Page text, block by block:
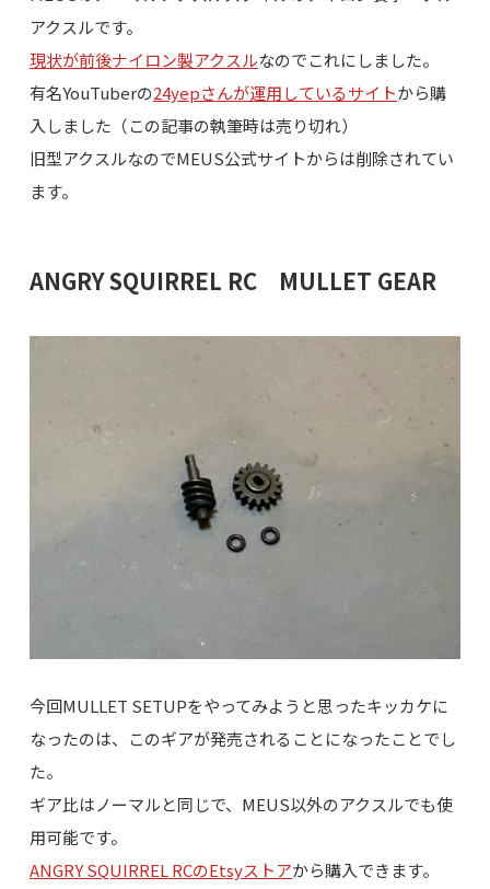
アクスルです。
現状が前後ナイロン製アクスルなのでこれにしました。
有名YouTuberの24yepさんが運用しているサイトから購
入しました（この記事の執筆時は売り切れ）
旧型アクスルなのでMEUS公式サイトからは削除されてい
ます。
ANGRY SQUIRREL RC MULLET GEAR
今回MULLET SETUPをやってみようと思ったキッカケに
なったのは、このギアが発売されることになったことでし
た。
ギア比はノーマルと同じで、MEUS以外のアクスルでも使
用可能です。
ANGRY SQUIRREL RCのEtsyストアから購入できます。